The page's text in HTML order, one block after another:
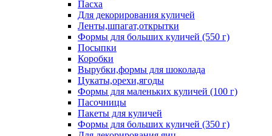
Пасха
Для декорирования куличей
Ленты,шпагат,открытки
Формы для больших куличей (550 г)
Посыпки
Коробки
Вырубки,формы для шоколада
Цукаты,орехи,ягоды
Формы для маленьких куличей (100 г)
Пасочницы
Пакеты для куличей
Формы для больших куличей (350 г)